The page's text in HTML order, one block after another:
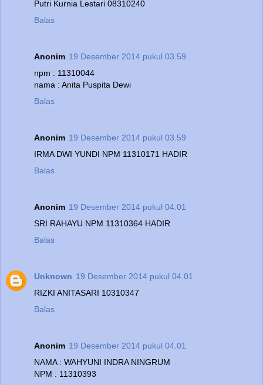
Putri Kurnia Lestari 08310240
Balas
Anonim 19 Desember 2014 pukul 03.59
npm : 11310044
nama : Anita Puspita Dewi
Balas
Anonim 19 Desember 2014 pukul 03.59
IRMA DWI YUNDI NPM 11310171 HADIR
Balas
Anonim 19 Desember 2014 pukul 04.01
SRI RAHAYU NPM 11310364 HADIR
Balas
Unknown 19 Desember 2014 pukul 04.01
RIZKI ANITASARI 10310347
Balas
Anonim 19 Desember 2014 pukul 04.01
NAMA : WAHYUNI INDRA NINGRUM
NPM : 11310393